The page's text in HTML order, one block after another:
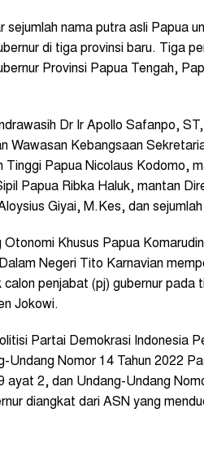
sejumlah nama putra asli Papua
di tiga provinsi baru. Tiga
Provinsi Papua Tengah,
Dr Ir Apollo Safanpo,
Wawasan Kebangsaan
Tinggi Papua Nicolaus Kodomo,
Papua Ribka Haluk, mantan
Giyai, M.Kes, dan
Khusus Papua
Negeri Tito Karnavian
penjabat (pj) gubernur pada
Jokowi.
Partai Demokrasi Indonesia
Undang Nomor 14 Tahun 2022
ayat 2, dan Undang-Undang
diangkat dari ASN yang